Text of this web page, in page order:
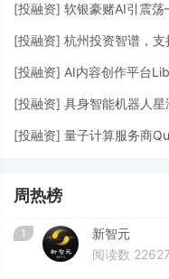
[投融资] 软银豪赌AI引震
[投融资] 杭州投资智谱，
[投融资] AI内容创作平台
[投融资] 具身智能机器人
[投融资] 量子计算服务商
周热榜
1
新智元
阅读数